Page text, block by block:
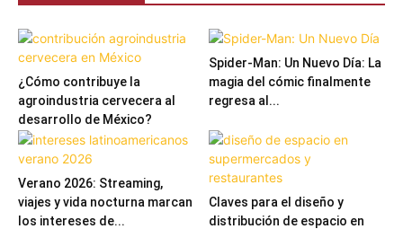
¿Cómo contribuye la
agroindustria cervecera al
desarrollo de México?
Spider-Man: Un Nuevo Día: La
magia del cómic finalmente
regresa al...
Verano 2026: Streaming,
viajes y vida nocturna marcan
los intereses de...
Claves para el diseño y
distribución de espacio en